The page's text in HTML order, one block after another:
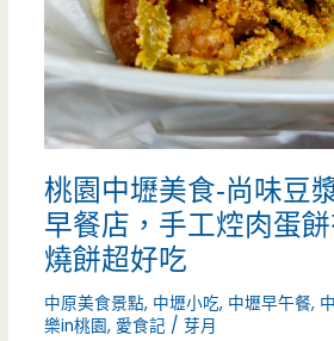
香
港
廚-
換
名
重
再
桃園中壢美食-尚味豆
早餐店，手工焢肉蛋
燒餅超好吃
中原美食景點, 中壢小吃, 中壢早午餐,
樂in桃園, 愛食記 /芽月